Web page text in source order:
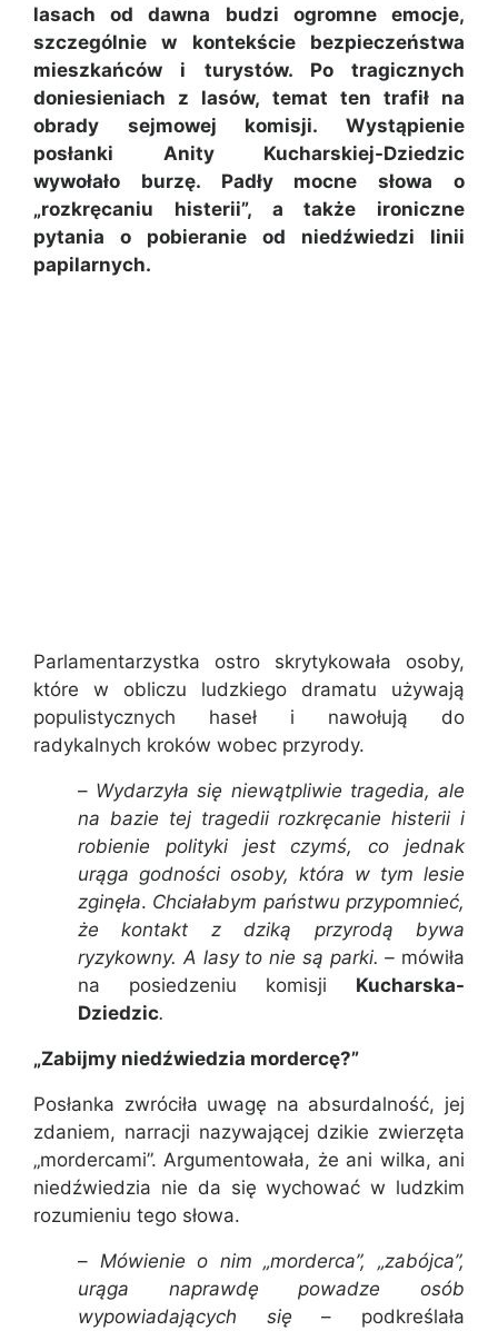
lasach od dawna budzi ogromne emocje,
szczególnie w kontekście bezpieczeństwa
mieszkańców i turystów. Po tragicznych
doniesieniach z lasów, temat ten trafił na
obrady sejmowej komisji. Wystąpienie
posłanki Anity Kucharskiej-Dziedzic
wywołało burzę. Padły mocne słowa o
„rozkręcaniu histerii”, a także ironiczne
pytania o pobieranie od niedźwiedzi linii
papilarnych.
Parlamentarzystka ostro skrytykowała osoby,
które w obliczu ludzkiego dramatu używają
populistycznych haseł i nawołują do
radykalnych kroków wobec przyrody.
– Wydarzyła się niewątpliwie tragedia, ale
na bazie tej tragedii rozkręcanie histerii i
robienie polityki jest czymś, co jednak
urąga godności osoby, która w tym lesie
zginęła. Chciałabym państwu przypomnieć,
że kontakt z dziką przyrodą bywa
ryzykowny. A lasy to nie są parki. – mówiła
na posiedzeniu komisji Kucharska-
Dziedzic.
„Zabijmy niedźwiedzia mordercę?”
Posłanka zwróciła uwagę na absurdalność, jej
zdaniem, narracji nazywającej dzikie zwierzęta
„mordercami”. Argumentowała, że ani wilka, ani
niedźwiedzia nie da się wychować w ludzkim
rozumieniu tego słowa.
– Mówienie o nim „morderca”, „zabójca”,
urąga naprawdę powadze osób
wypowiadających się – podkreślała